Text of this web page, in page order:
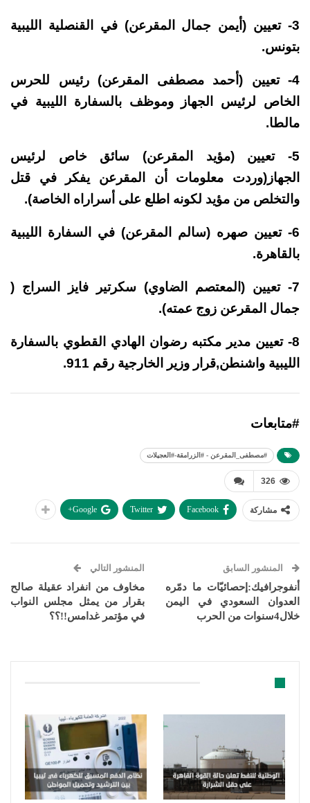
3- تعيين (أيمن جمال المقرعن) في القنصلية الليبية
بتونس.
4- تعيين (أحمد مصطفى المقرعن) رئيس للحرس
الخاص لرئيس الجهاز وموظف بالسفارة الليبية في
مالطا.
5- تعيين (مؤيد المقرعن) سائق خاص لرئيس
الجهاز(وردت معلومات أن المقرعن يفكر في قتل
والتخلص من مؤيد لكونه اطلع على أسراراه الخاصة).
6- تعيين صهره (سالم المقرعن) في السفارة الليبية
بالقاهرة.
7- تعيين (المعتصم الضاوي) سكرتير فايز السراج (
جمال المقرعن زوج عمته).
8- تعيين مدير مكتبه رضوان الهادي القطوي بالسفارة
الليبية واشنطن,قرار وزير الخارجية رقم 911.
#متابعات
#مصطفى_المقرعن - #الزرامقة-#العجيلات
326
مشاركة Facebook
Twitter
Google+
المنشور السابق
أنفوجرافيك:إحصائيّات ما دمّره
العدوان السعودي في اليمن
خلال4سنوات من الحرب
المنشور التالي
مخاوف من انفراد عقيلة صالح
بقرار من يمثل مجلس النواب
في مؤتمر غدامس!!؟؟